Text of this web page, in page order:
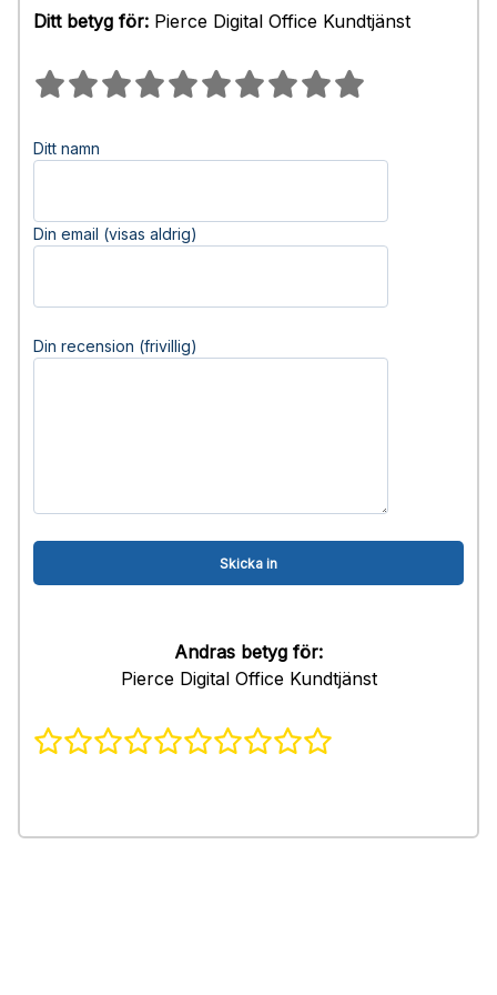
Ditt betyg för: Pierce Digital Office Kundtjänst
Ditt namn
Din email (visas aldrig)
Din recension (frivillig)
Andras betyg för:
Pierce Digital Office Kundtjänst